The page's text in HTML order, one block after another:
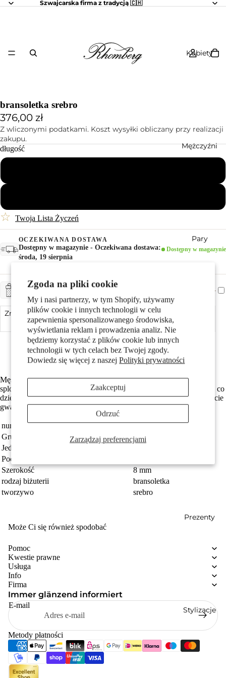
Zgoda na pliki cookie
My i nasi partnerzy, w tym Shopify, używamy
plików cookie i innych technologii w celu
zapewnienia spersonalizowanego środowiska,
wyświetlania reklam i prowadzenia analiz. Nie
będziemy korzystać z plików cookie lub innych
technologii w tych celach bez Twojej zgody.
Dowiedz się więcej z naszejPolityki prywatności
Zarządzaj preferencjami
Zaakceptuj
Odrzuć
Szwajcarska firma z tradycją 🇨🇭
Kobiety
Mężczyźni
Pary
Motywy
Prezenty
Stylizacje
bransoletka srebro
376,00 zł
Z wliczonymi podatkami. Koszt wysyłki obliczany przy realizacji
zakupu.
długość
☆ Twoja Lista Życzeń
OCZEKIWANA DOSTAWA
Dostępny w magazynie - Oczekiwana dostawa:
środa, 19 sierpnia
Dostępny w magazynie
ZAPAKUJ NA PREZENT + CHF 5.-
Zmniejsz ilość
Zwiększ ilość Dodaj do koszyka
Made in Italy
Srebro próby 925 z próbą 925
Darmowa dostawa
Męska bransoleta wykonana z wysokiej jakości srebra. Klasyczny
splot Figaro nadaje jej elegancki i uniwersalny charakter. Idealna na co
dzień i na specjalne okazje, dopełni każdy męski styl. Solidne zapięcie
gwarantuje komfort noszenia.
numer zamówienia
516541
Grupa docelowa
Mężczyźni
Jednostka
Pochodzenie
Szerokość
8 mm
rodzaj biżuterii
bransoletka
tworzywo
srebro
Może Ci się również spodobać
Pomoc
Kwestie prawne
Usługa
Info
Firma
Immer glänzend informiert
E-mail
Metody płatności